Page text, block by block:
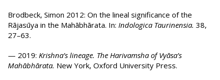
Brodbeck, Simon 2012: On the lineal significance of the
Rājasūya in the Mahābhārata. In: Indologica Taurinensia. 38,
27–63.
— 2019: Krishna’s lineage. The Harivamsha of Vyāsa’s
Mahābhārata. New York, Oxford University Press.